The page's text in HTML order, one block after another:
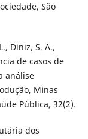
São
Diniz, S. A.,
de casos de
análise
Minas
Pública, 32(2).
dos